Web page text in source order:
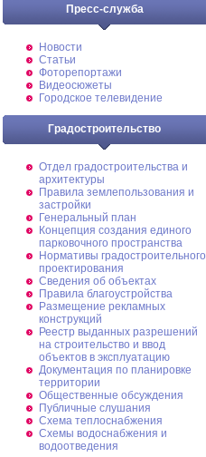
Пресс-служба
Новости
Статьи
Фоторепортажи
Видеосюжеты
Городское телевидение
Градостроительство
Отдел градостроительства и
архитектуры
Правила землепользования и
застройки
Генеральный план
Концепция создания единого
парковочного пространства
Нормативы градостроительного
проектирования
Сведения об объектах
Правила благоустройства
Размещение рекламных
конструкций
Реестр выданных разрешений
на строительство и ввод
объектов в эксплуатацию
Документация по планировке
территории
Общественные обсуждения
Публичные слушания
Схема теплоснабжения
Схемы водоснабжения и
водоотведения